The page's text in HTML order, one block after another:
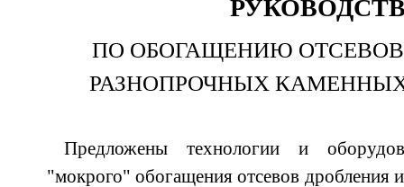
ПО ОБОГАЩЕНИЮ
РАЗНОПРОЧНЫХ
Предложены технологии и
"мокрого" обогащения отсевов дробления